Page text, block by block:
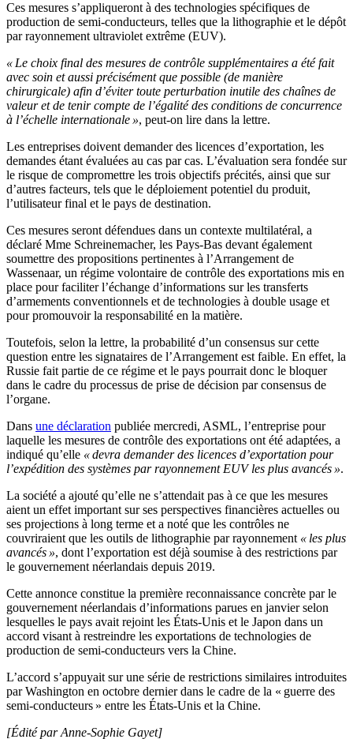
Ces mesures s’appliqueront à des technologies spécifiques de
production de semi-conducteurs, telles que la lithographie et le dépôt
par rayonnement ultraviolet extrême (EUV).
« Le choix final des mesures de contrôle supplémentaires a été fait
avec soin et aussi précisément que possible (de manière
chirurgicale) afin d’éviter toute perturbation inutile des chaînes de
valeur et de tenir compte de l’égalité des conditions de concurrence
à l’échelle internationale », peut-on lire dans la lettre.
Les entreprises doivent demander des licences d’exportation, les
demandes étant évaluées au cas par cas. L’évaluation sera fondée sur
le risque de compromettre les trois objectifs précités, ainsi que sur
d’autres facteurs, tels que le déploiement potentiel du produit,
l’utilisateur final et le pays de destination.
Ces mesures seront défendues dans un contexte multilatéral, a
déclaré Mme Schreinemacher, les Pays-Bas devant également
soumettre des propositions pertinentes à l’Arrangement de
Wassenaar, un régime volontaire de contrôle des exportations mis en
place pour faciliter l’échange d’informations sur les transferts
d’armements conventionnels et de technologies à double usage et
pour promouvoir la responsabilité en la matière.
Toutefois, selon la lettre, la probabilité d’un consensus sur cette
question entre les signataires de l’Arrangement est faible. En effet, la
Russie fait partie de ce régime et le pays pourrait donc le bloquer
dans le cadre du processus de prise de décision par consensus de
l’organe.
Dans une déclaration publiée mercredi, ASML, l’entreprise pour
laquelle les mesures de contrôle des exportations ont été adaptées, a
indiqué qu’elle « devra demander des licences d’exportation pour
l’expédition des systèmes par rayonnement EUV les plus avancés ».
La société a ajouté qu’elle ne s’attendait pas à ce que les mesures
aient un effet important sur ses perspectives financières actuelles ou
ses projections à long terme et a noté que les contrôles ne
couvriraient que les outils de lithographie par rayonnement « les plus
avancés », dont l’exportation est déjà soumise à des restrictions par
le gouvernement néerlandais depuis 2019.
Cette annonce constitue la première reconnaissance concrète par le
gouvernement néerlandais d’informations parues en janvier selon
lesquelles le pays avait rejoint les États-Unis et le Japon dans un
accord visant à restreindre les exportations de technologies de
production de semi-conducteurs vers la Chine.
L’accord s’appuyait sur une série de restrictions similaires introduites
par Washington en octobre dernier dans le cadre de la « guerre des
semi-conducteurs » entre les États-Unis et la Chine.
[Édité par Anne-Sophie Gayet]